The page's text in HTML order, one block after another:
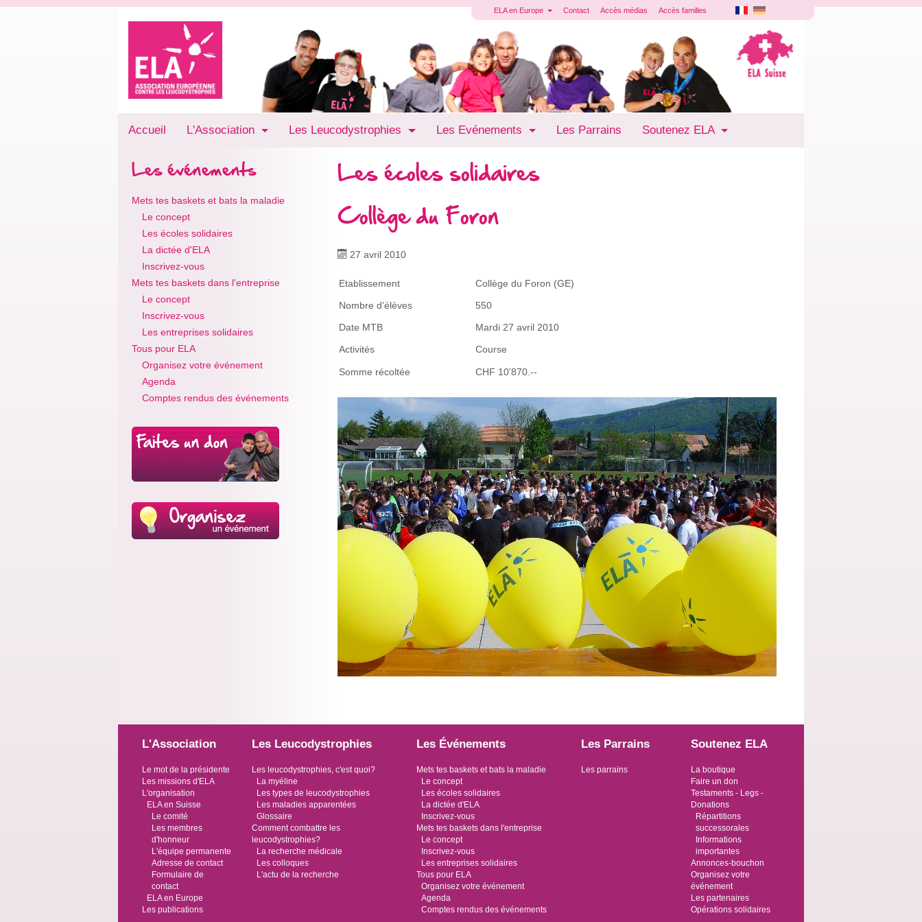
ELA en Europe Contact Accès médias Accès familles
Accueil L'Association Les Leucodystrophies Les Evénements Les Parrains Soutenez ELA
Les événements
Mets tes baskets et bats la maladie
Le concept
Les écoles solidaires
La dictée d'ELA
Inscrivez-vous
Mets tes baskets dans l'entreprise
Le concept
Inscrivez-vous
Les entreprises solidaires
Tous pour ELA
Organisez votre événement
Agenda
Comptes rendus des événements
Les écoles solidaires
Collège du Foron
27 avril 2010
Etablissement
Collège du Foron (GE)
Nombre d'élèves
550
Date MTB
Mardi 27 avril 2010
Activités
Course
Somme récoltée CHF 10'870.--
L'Association
Le mot de la présidente
Les missions d'ELA
L'organisation
ELA en Suisse
Le comité
Les membres
d'honneur
L'équipe permanente
Adresse de contact
Formulaire de
contact
ELA en Europe
Les publications
Les Leucodystrophies
Les leucodystrophies, c'est quoi?
La myéline
Les types de leucodystrophies
Les maladies apparentées
Glossaire
Comment combattre les
leucodystrophies?
La recherche médicale
Les colloques
L'actu de la recherche
Les Événements
Mets tes baskets et bats la maladie
Le concept
Les écoles solidaires
La dictée d'ELA
Inscrivez-vous
Mets tes baskets dans l'entreprise
Le concept
Inscrivez-vous
Les entreprises solidaires
Tous pour ELA
Organisez votre événement
Agenda
Comptes rendus des événements
Les Parrains
Les parrains
Soutenez ELA
La boutique
Faire un don
Testaments - Legs -
Donations
Répartitions
successorales
Informations
importantes
Annonces-bouchon
Organisez votre
événement
Les partenaires
Opérations solidaires